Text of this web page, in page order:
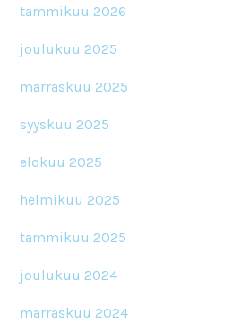
tammikuu 2026
joulukuu 2025
marraskuu 2025
syyskuu 2025
elokuu 2025
helmikuu 2025
tammikuu 2025
joulukuu 2024
marraskuu 2024